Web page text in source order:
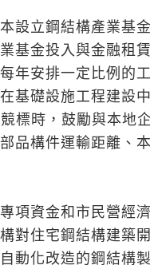
設立鋼結構產業基
基金投入與金融租
年安排一定比例的
基礎設施工程建設
標時，鼓勵與本地
品構件運輸距離、
項資金和市民營經
對住宅鋼結構建築
動化改造的鋼結構